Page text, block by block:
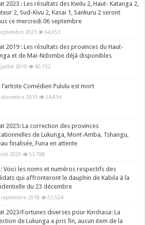
2023 : Les résultats des Kwilu 2, Haut- Katanga 2,
2, Sud-Kivu 2, Kasai 1, Sankuru 2 seront
ce mercredi 06 septembre
2023 64,953
2019 : Les résultats des provinces du Haut-
et de Mai-Ndombe déjà disponibles
juillet 2019 60,152
l’artiste Comédien Pululu est mort
2019 54,834
2025: La correction des provinces
de Lukunga, Mont-Amba, Tshangu,
finalisée, Funa en attente
2025 53,788
: Voici les noms et numéros respectifs des
qui affronteront le dauphin de Kabila à la
du 23 décembre
septembre 2018 53,524
2023/Fortunes diverses pour Kinshasa: La
de Lukunga a pris fin, aucun item de la